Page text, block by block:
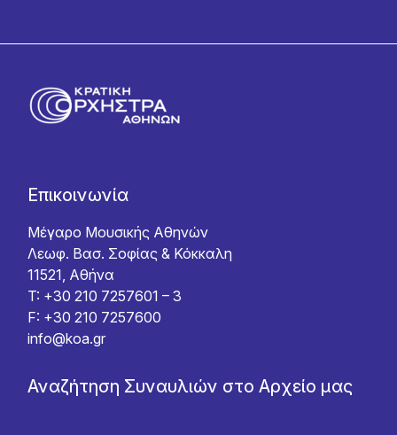
Επικοινωνία
Μέγαρο Μουσικής Αθηνών
Λεωφ. Βασ. Σοφίας & Κόκκαλη
11521, Αθήνα
T: +30 210 7257601 – 3
F: +30 210 7257600
info@koa.gr
Αναζήτηση Συναυλιών στο Αρχείο μας